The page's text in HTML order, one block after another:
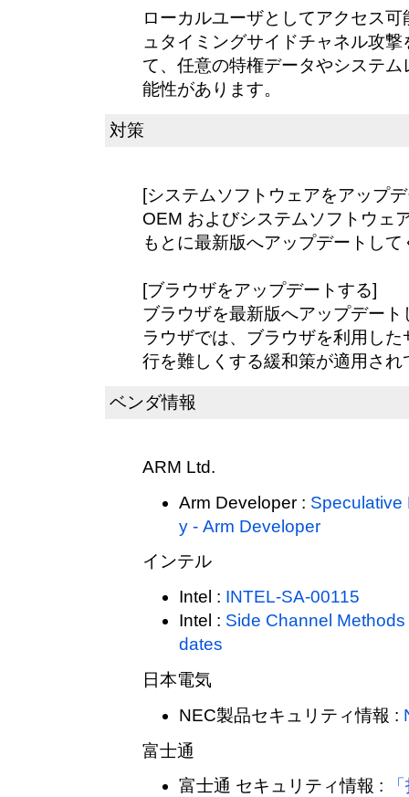
ローカルユーザとしてアクセス
ュタイミングサイドチャネル攻
て、任意の特権データやシステ
能性があります。
対策
[システムソフトウェアをアップ
OEM およびシステムソフトウェ
もとに最新版へアップデートして
[ブラウザをアップデートする]
ブラウザを最新版へアップデー
ラウザでは、ブラウザを利用し
行を難しくする緩和策が適用され
ベンダ情報
ARM Ltd.
Arm Developer : Speculative
y - Arm Developer
インテル
Intel : INTEL-SA-00115
Intel : Side Channel
dates
日本電気
NEC製品セキュリティ情報 :
富士通
富士通 セキュリティ情報 :